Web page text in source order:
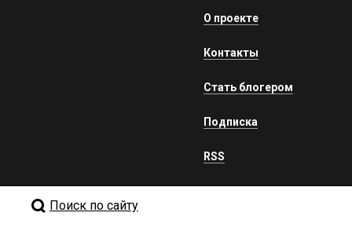
О проекте
Контакты
Стать блогером
Подписка
RSS
Поиск по сайту